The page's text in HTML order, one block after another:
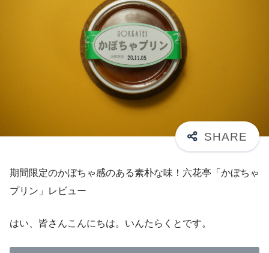
期間限定のかぼちゃ感のある素朴な味！六花亭「かぼちゃ
プリン」レビュー
はい、皆さんこんにちは。いんたらくとです。